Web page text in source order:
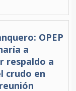
OPEP
a
respaldo a
crudo en